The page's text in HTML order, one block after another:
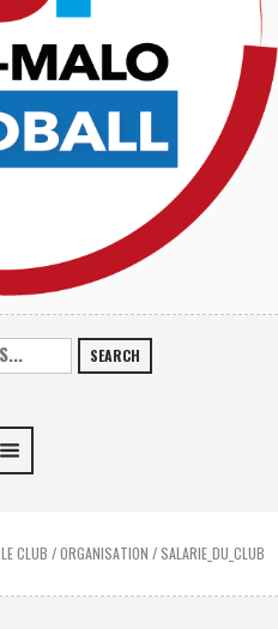
SEARCH
LE CLUB /ORGANISATION / SALARIE_DU_CLUB